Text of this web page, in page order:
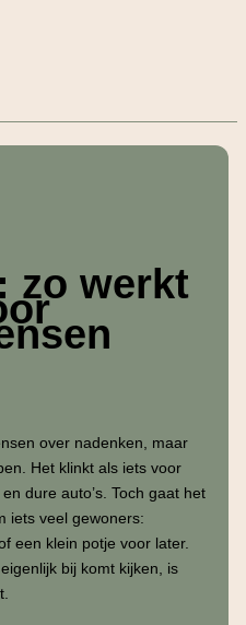
zo werkt
over nadenken, maar
Het klinkt als iets voor
dure auto’s. Toch gaat het
iets veel gewoners:
een klein potje voor later.
bij komt kijken, is